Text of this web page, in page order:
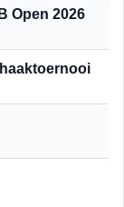
Open 2026